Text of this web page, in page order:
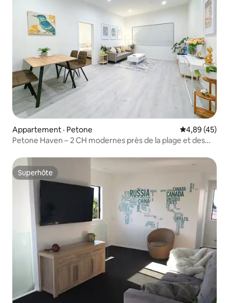
Appartement · Petone Note
4,89 (45)
Petone Haven – 2 CH modernes près de la plage et des
Superhôte
Superhôte